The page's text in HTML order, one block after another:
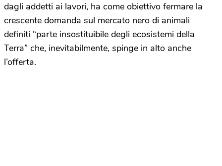
dagli addetti ai lavori, ha come obiettivo fermare la
crescente domanda sul mercato nero di animali
definiti “parte insostituibile degli ecosistemi della
Terra” che, inevitabilmente, spinge in alto anche
l’offerta.